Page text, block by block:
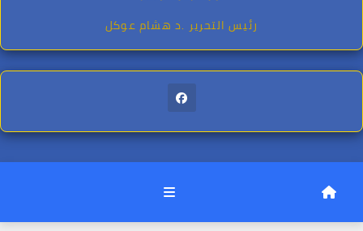
رئيس التحرير .د هشام عوكل